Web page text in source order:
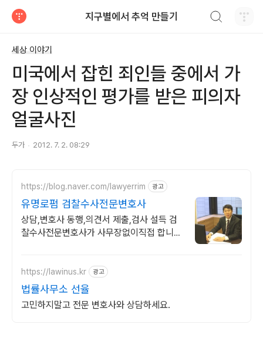
지구별에서 추억 만들기
세상 이야기
미국에서 잡힌 죄인들 중에서 가
장 인상적인 평가를 받은 피의자
얼굴사진
두가 2012. 7. 2. 08:29
https://blog.naver.com/lawyerrim 광고
유명로펌 검찰수사전문변호사
상담,변호사 동행,의견서 제출,검사 설득 검
찰수사전문변호사가 사무장없이직접 합니다
https://lawinus.kr 광고
법률사무소 선율
고민하지말고 전문 변호사와 상담하세요.